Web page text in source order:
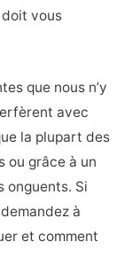
vous
que nous n’y
avec
la plupart des
ou grâce à un
onguents. Si
à
et comment